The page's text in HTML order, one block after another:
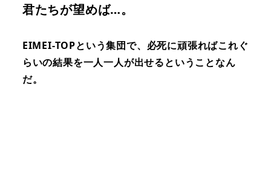
君たちが望めば…。
EIMEI-TOPという集団で、必死に頑張ればこれぐ
らいの結果を一人一人が出せるということなん
だ。